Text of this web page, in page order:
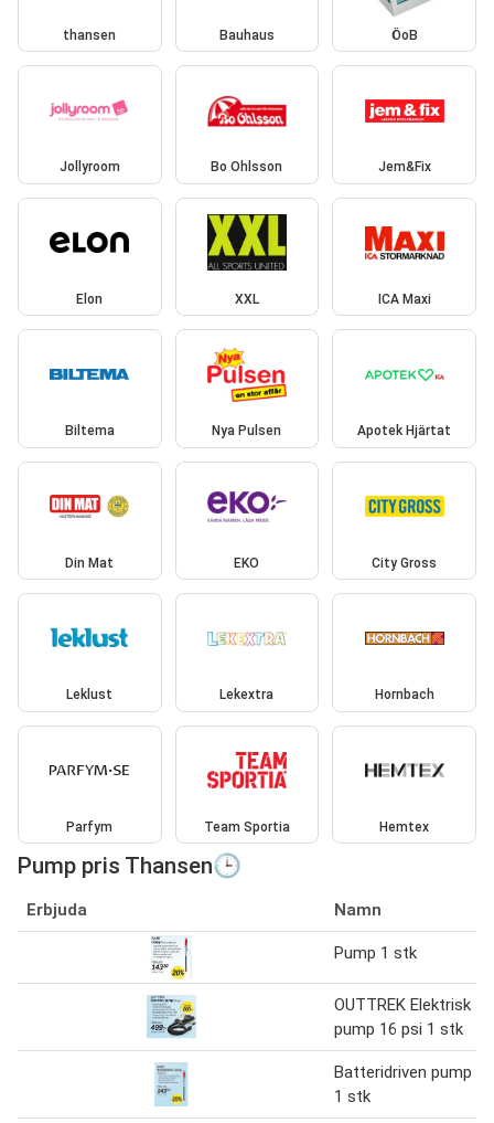
thansen Bauhaus ÖoB
Jollyroom Bo Ohlsson Jem&Fix
Elon XXL ICA Maxi
Biltema Nya Pulsen Apotek Hjärtat
Din Mat EKO City Gross
Leklust Lekextra Hornbach
Parfym Team Sportia Hemtex
Pump pris Thansen🕒
Erbjuda Namn
Pump 1 stk
OUTTREK Elektrisk
pump 16 psi 1 stk
Batteridriven pump
1 stk